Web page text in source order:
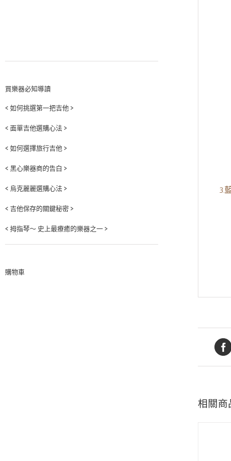
3.
相關商
買樂器必知導讀
< 如何挑選第一把吉他 >
< 面單吉他選購心法 >
< 如何選擇旅行吉他 >
< 黑心樂器商的告白 >
< 烏克麗麗選購心法 >
< 吉他保存的關鍵秘密 >
< 拇指琴～ 史上最療癒的樂器之一 >
購物車